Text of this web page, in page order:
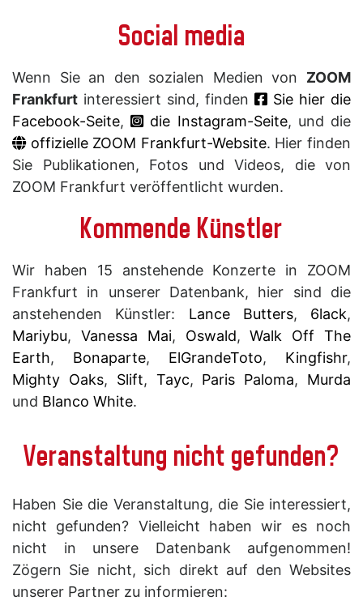
Social media
Wenn Sie an den sozialen Medien von ZOOM
Frankfurt interessiert sind, finden
Sie hier die
Facebook-Seite, die Instagram-Seite, und die
offizielle ZOOM Frankfurt-Website. Hier finden
Sie Publikationen, Fotos und Videos, die von
ZOOM Frankfurt veröffentlicht wurden.
Kommende Künstler
Wir haben 15 anstehende Konzerte in ZOOM
Frankfurt in unserer Datenbank, hier sind die
anstehenden Künstler: Lance Butters, 6lack,
Mariybu, Vanessa Mai, Oswald,Walk Off The
Earth, Bonaparte, ElGrandeToto, Kingfishr,
Mighty Oaks, Slift, Tayc, Paris Paloma, Murda
und Blanco White.
Veranstaltung nicht gefunden?
Haben Sie die Veranstaltung, die Sie interessiert,
nicht gefunden? Vielleicht haben wir es noch
nicht in unsere Datenbank aufgenommen!
Zögern Sie nicht, sich direkt auf den Websites
unserer Partner zu informieren: